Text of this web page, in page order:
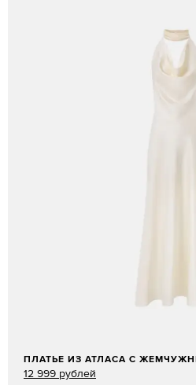
ПЛАТЬЕ ИЗ АТЛАСА С
12 999 рублей